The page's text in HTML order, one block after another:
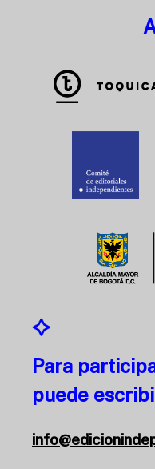
Para
puede